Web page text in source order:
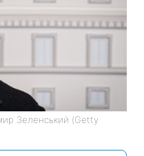
Зеленський (Getty